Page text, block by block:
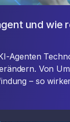
und wie
Agenten
Von
– so